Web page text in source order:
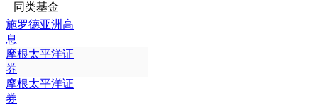
同类基金
施罗德亚洲高
息
摩根太平洋证
券
摩根太平洋证
券